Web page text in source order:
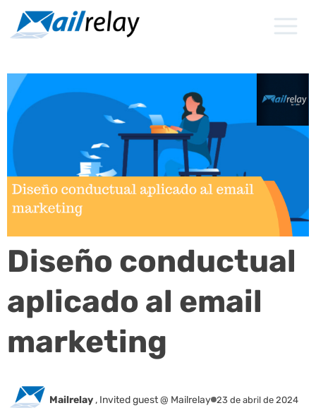
contenido
Diseño conductual
aplicado al email
marketing
Mailrelay , Invited guest @ Mailrelay 23 de abril de 2024